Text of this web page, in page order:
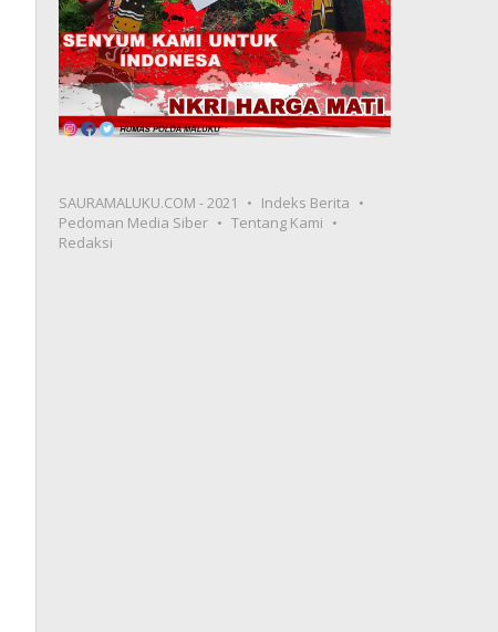
SAURAMALUKU.COM - 2021
Indeks Berita
Pedoman Media Siber
Tentang Kami
Redaksi